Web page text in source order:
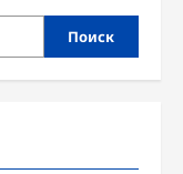
Поиск